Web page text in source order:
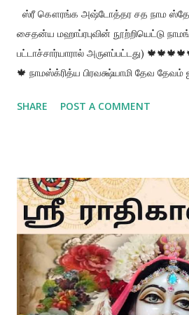
ஸ்ரீ கௌரங்க அஷ்டோத்தர சத நாம
சைதன்ய மஹாப்ரபுவின் நூற்றியெட்டு
பட்டாச்சார்யாரால் அருளப்பட்டது)
🍁 நாமஸ்க்ரித்ய பிரவக்ஷ்யாமி தேவ தேவம்
உலகங்களுக்கும் ஆன்மீக குருவாக
ஜித க்ரோதோ மாயா மானுஷ விக்ராஹ
வரோ தேசோ ட்வீஜோத்தமஹா கௌரங்க
பிரபஞ்சத்தை தக்கவைப்பவர்; பௌதிக
காட்டுபவர்; மானுடரைப்போல் மாயை
ஏமாற்றும் தன்மை இல்லாதவர்; பல லீலைகள்
பூமிகளில் சிறந்த பூமியில் அவதரித்தவர்;
விஸ்வம்பரா - இந்த பிரபஞ்சத்தை
SHARE POST A COMMENT